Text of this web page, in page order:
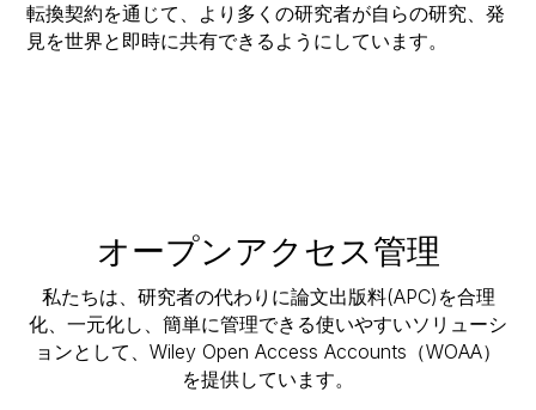
転換契約を通じて、より多くの研究者が自らの研究、発
見を世界と即時に共有できるようにしています。
オープンアクセス管理
私たちは、研究者の代わりに論文出版料(APC)を合理
化、一元化し、簡単に管理できる使いやすいソリューシ
ョンとして、Wiley Open Access Accounts（WOAA）
を提供しています。